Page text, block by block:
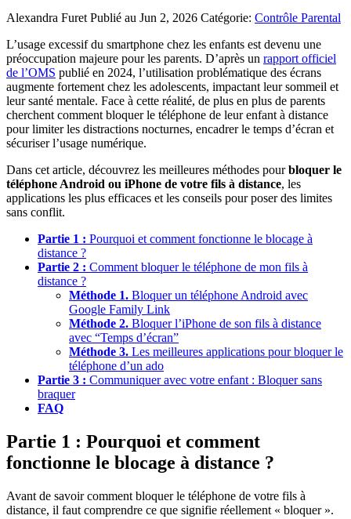
Alexandra Furet Publié au Jun 2, 2026 Catégorie: Contrôle Parental
L’usage excessif du smartphone chez les enfants est devenu une
préoccupation majeure pour les parents. D’après un rapport officiel
de l’OMS publié en 2024, l’utilisation problématique des écrans
augmente fortement chez les adolescents, impactant leur sommeil et
leur santé mentale. Face à cette réalité, de plus en plus de parents
cherchent comment bloquer le téléphone de leur enfant à distance
pour limiter les distractions nocturnes, encadrer le temps d’écran et
sécuriser l’usage numérique.
Dans cet article, découvrez les meilleures méthodes pourbloquer le
téléphone Android ou iPhone de votre fils à distance, les
applications les plus efficaces et les conseils pour poser des limites
sans conflit.
Partie 1 : Pourquoi et comment fonctionne le blocage à
distance ?
Partie 2 : Comment bloquer le téléphone de mon fils à
distance ?
Méthode 1. Bloquer un téléphone Android avec
Google Family Link
Méthode 2. Bloquer l’iPhone de son fils à distance
avec “Temps d’écran”
Méthode 3. Les meilleures applications pour bloquer le
téléphone d’un ado
Partie 3 : Communiquer avec votre enfant : Bloquer sans
braquer
FAQ
Partie 1 : Pourquoi et comment
fonctionne le blocage à distance ?
Avant de savoir comment bloquer le téléphone de votre fils à
distance, il faut comprendre ce que signifie réellement « bloquer ».